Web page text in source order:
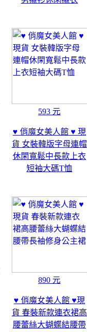
593 元
♥ 俏魔女美人館 ♥ 現
貨 女裝韓版字母連帽
休閑寬鬆中長款上衣
短袖大碼T恤
890 元
♥ 俏魔女美人館 ♥現
貨 春裝新款連衣裙高
腰蕾絲大蝴蝶結腰帶